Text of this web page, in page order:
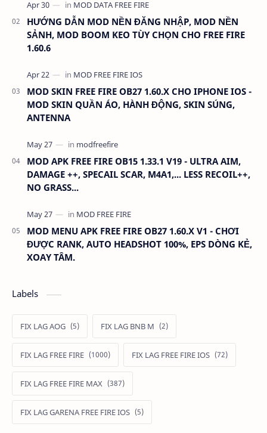
HƯỚNG DẪN MOD NỀN ĐĂNG NHẬP, MOD NỀN
SẢNH, MOD BOOM KEO TÙY CHỌN CHO FREE FIRE
1.60.6
MOD SKIN FREE FIRE OB27 1.60.X CHO IPHONE IOS -
MOD SKIN QUẦN ÁO, HÀNH ĐỘNG, SKIN SÚNG,
ANTENNA
MOD APK FREE FIRE OB15 1.33.1 V19 - ULTRA AIM,
DAMAGE ++, SPECAIL SCAR, M4A1,... LESS RECOIL++,
NO GRASS...
MOD MENU APK FREE FIRE OB27 1.60.X V1 - CHƠI
ĐƯỢC RANK, AUTO HEADSHOT 100%, EPS DÒNG KẺ,
XOAY TÂM.
Labels
FIX LAG AOG FIX LAG BNB M
FIX LAG FREE FIRE FIX LAG FREE FIRE IOS
FIX LAG FREE FIRE MAX
FIX LAG GARENA FREE FIRE IOS